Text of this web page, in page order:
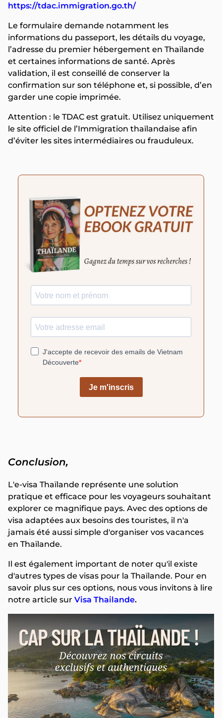
https://tdac.immigration.go.th/
Le formulaire demande notamment les
informations du passeport, les détails du voyage,
l’adresse du premier hébergement en Thaïlande
et certaines informations de santé. Après
validation, il est conseillé de conserver la
confirmation sur son téléphone et, si possible, d’en
garder une copie imprimée.
Attention : le TDAC est gratuit. Utilisez uniquement
le site officiel de l’Immigration thaïlandaise afin
d’éviter les sites intermédiaires ou frauduleux.
Conclusion,
L'e-visa Thaïlande représente une solution
pratique et efficace pour les voyageurs souhaitant
explorer ce magnifique pays. Avec des options de
visa adaptées aux besoins des touristes, il n'a
jamais été aussi simple d'organiser vos vacances
en Thaïlande.
Il est également important de noter qu'il existe
d'autres types de visas pour la Thaïlande. Pour en
savoir plus sur ces options, nous vous invitons à lire
notre article sur Visa Thailande.